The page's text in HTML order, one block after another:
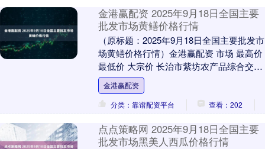
金港赢配资 2025年9月18日全国主要
批发市场黄鳝价格行情
（原标题：2025年9月18日全国主要批发市
场黄鳝价格行情）金港赢配资 市场 最高价
最低价 大宗价 长治市紫坊农产品综合交易
市场有限公司 100.00 90.....
金港赢配资
分类：靠谱配资平台
查看：202
点点策略网 2025年9月18日全国主要
批发市场黑美人西瓜价格行情